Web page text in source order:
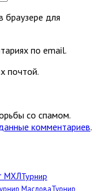
браузере для
по email.
почтой.
со спамом.
комментариев.
МХЛТурнир
МасловаТурнир